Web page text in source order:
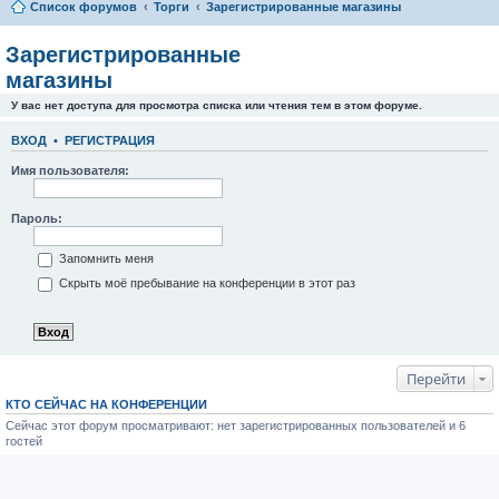
Список форумов Торги Зарегистрированные магазины
Зарегистрированные
магазины
У вас нет доступа для просмотра списка или чтения тем в этом форуме.
ВХОД • РЕГИСТРАЦИЯ
Имя пользователя:
Пароль:
Запомнить меня
Скрыть моё пребывание на конференции в этот раз
Перейти
КТО СЕЙЧАС НА КОНФЕРЕНЦИИ
Сейчас этот форум просматривают: нет зарегистрированных пользователей и 6
гостей